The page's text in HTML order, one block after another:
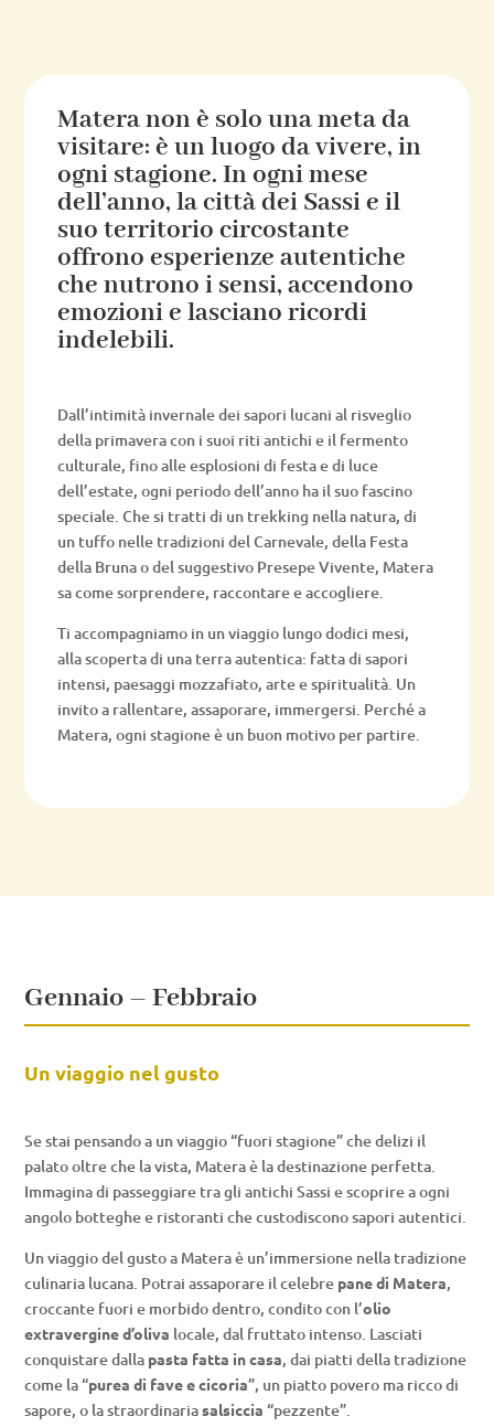
Matera non è solo una meta da
visitare: è un luogo da vivere, in
ogni stagione. In ogni mese
dell’anno, la città dei Sassi e il
suo territorio circostante
offrono esperienze autentiche
che nutrono i sensi, accendono
emozioni e lasciano ricordi
indelebili.
Dall’intimità invernale dei sapori lucani al risveglio
della primavera con i suoi riti antichi e il fermento
culturale, fino alle esplosioni di festa e di luce
dell’estate, ogni periodo dell’anno ha il suo fascino
speciale. Che si tratti di un trekking nella natura, di
un tuffo nelle tradizioni del Carnevale, della Festa
della Bruna o del suggestivo Presepe Vivente, Matera
sa come sorprendere, raccontare e accogliere.
Ti accompagniamo in un viaggio lungo dodici mesi,
alla scoperta di una terra autentica: fatta di sapori
intensi, paesaggi mozzafiato, arte e spiritualità. Un
invito a rallentare, assaporare, immergersi. Perché a
Matera, ogni stagione è un buon motivo per partire.
Gennaio – Febbraio
Un viaggio nel gusto
Se stai pensando a un viaggio “fuori stagione” che delizi il
palato oltre che la vista, Matera è la destinazione perfetta.
Immagina di passeggiare tra gli antichi Sassi e scoprire a ogni
angolo botteghe e ristoranti che custodiscono sapori autentici.
Un viaggio del gusto a Matera è un’immersione nella tradizione
culinaria lucana. Potrai assaporare il celebre pane di Matera,
croccante fuori e morbido dentro, condito con l’olio
extravergine d’oliva locale, dal fruttato intenso. Lasciati
conquistare dalla pasta fatta in casa, dai piatti della tradizione
come la “purea di fave e cicoria”, un piatto povero ma ricco di
sapore, o la straordinariasalsiccia “pezzente”.